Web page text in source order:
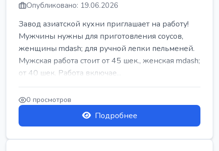
Опубликовано: 19.06.2026
Завод азиатской кухни приглашает на работу!
Мужчины нужны для приготовления соусов,
женщины mdash; для ручной лепки пельменей.
Мужская работа стоит от 45 шек., женская mdash;
от 40 шек. Работа включае...
0 просмотров
Подробнее